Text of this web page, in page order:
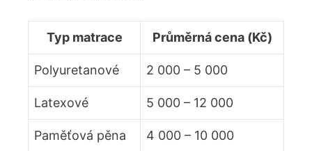
Typ matrace Průměrná cena (Kč)
Polyuretanové 2 000 – 5 000
Latexové 5 000 – 12 000
Paměťová pěna 4 000 – 10 000